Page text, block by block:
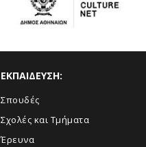
ΕΚΠΑΙΔΕΥΣΗ:
Σπουδές
Σχολές και Τμήματα
Έρευνα